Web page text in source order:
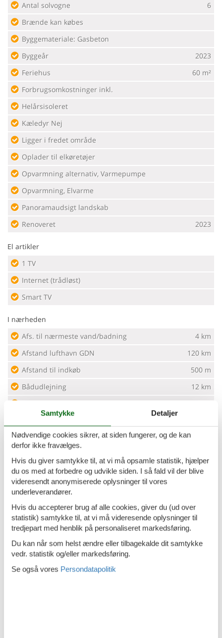
Antal solvogne
6
Brænde kan købes
Byggemateriale: Gasbeton
Byggeår
2023
Feriehus
60 m²
Forbrugsomkostninger inkl.
Helårsisoleret
Kæledyr Nej
Ligger i fredet område
Oplader til elkøretøjer
Opvarmning alternativ, Varmepumpe
Opvarmning, Elvarme
Panoramaudsigt landskab
Renoveret
2023
El artikler
1 TV
Internet (trådløst)
Smart TV
I nærheden
Afs. til nærmeste vand/badning
4 km
Afstand lufthavn GDN
120 km
Afstand til indkøb
500 m
Bådudlejning
12 km
Cykeludlejning
50 m
Nærmeste by
Nærmeste restaurant
Indendørs
Brændeovn
Energibesparende varmesystem
Klimaanlæg
Ventilator
Koncepter
Røgfrit hus
Samtykke Detaljer
Nødvendige cookies sikrer, at siden fungerer, og de kan
derfor ikke fravælges.
Hvis du giver samtykke til, at vi må opsamle statistik, hjælper
du os med at forbedre og udvikle siden. I så fald vil der blive
videresendt anonymiserede oplysninger til vores
underleverandører.
Hvis du accepterer brug af alle cookies, giver du (ud over
statistik) samtykke til, at vi må videresende oplysninger til
tredjepart med henblik på personaliseret markedsføring.
Du kan når som helst ændre eller tilbagekalde dit samtykke
vedr. statistik og/eller markedsføring.
Se også vores Persondatapolitik